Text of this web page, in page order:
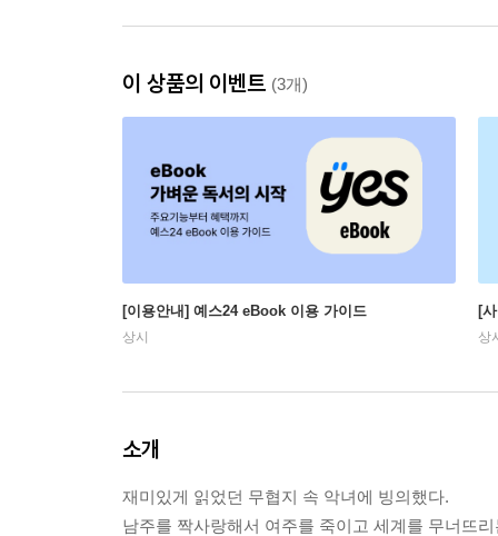
이 상품의 이벤트 (3개)
[이용안내] 예스24 eBook 이용 가이드
상시
[
상
소개
재미있게 읽었던 무협지 속 악녀에 빙의했다.
남주를 짝사랑해서 여주를 죽이고 세계를 무너뜨